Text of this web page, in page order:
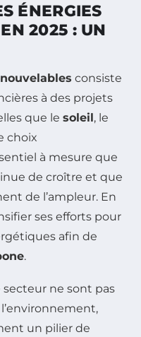
ÉNERGIES
2025 : UN
consiste
à des projets
que le soleil, le
choix
à mesure que
de croître et que
de l’ampleur. En
ses efforts pour
afin de
.
secteur ne sont pas
un pilier de